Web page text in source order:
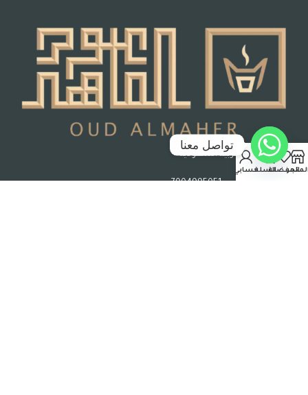
جدة – المملكة العربية السعودية
رقم السجل التجاري : 7004995051
المفضلةالسلةحسابي
تواصل معنا